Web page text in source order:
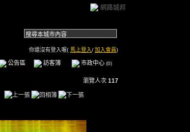
網路城邦
你還沒有登入喔( 馬上登入/ 加入會員)
公告區 訪客簿 市政中心 (0)
瀏覽人次 117